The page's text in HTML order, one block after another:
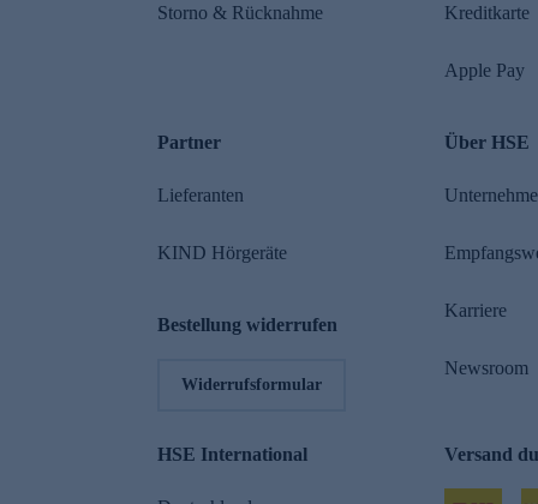
Storno & Rücknahme Kreditkarte
Apple Pay
Partner
Lieferanten
KIND Hörgeräte
Bestellung widerrufen
Widerrufsformular
Über HSE
Karriere
Newsroom
HSE International Versand